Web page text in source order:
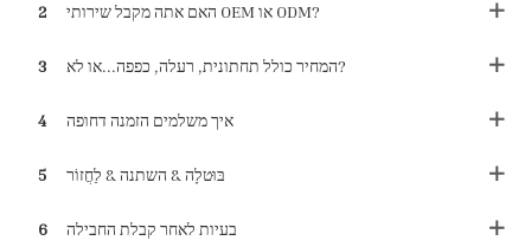
2 האם אתה מקבל שירותי OEM או ODM?
3 המחיר כולל תחתונית, רעלה, כפפה...או לא?
4 איך משלמים הזמנה דחופה
5 בּוּטלָה & השתנה & לַחֲזוֹר
6 בעיות לאחר קבלת החבילה